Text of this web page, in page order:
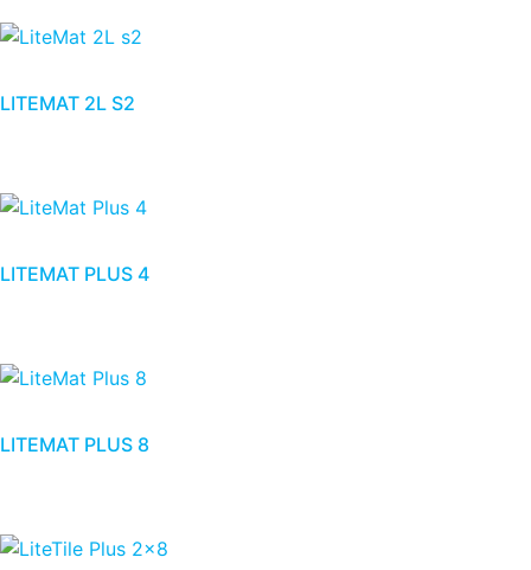
LITEMAT 2L S2
LITEMAT PLUS 4
LITEMAT PLUS 8